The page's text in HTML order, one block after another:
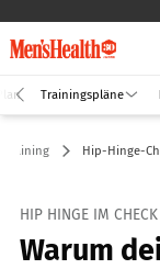
Trainingspläne
Hip-Hinge-
HIP HINGE IM CHECK
Warum